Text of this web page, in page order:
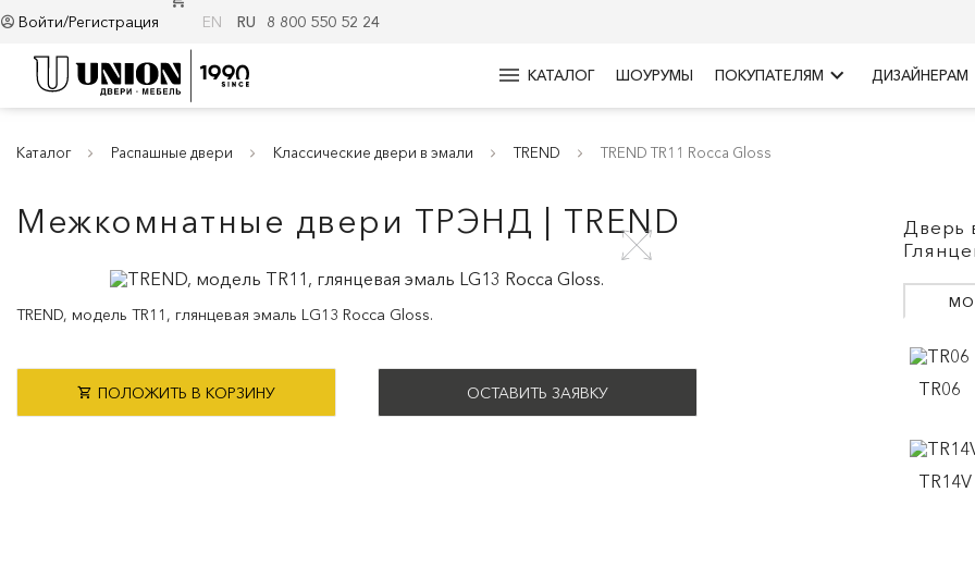
Войти/Регистрация EN RU 8 800 550 52 24
menu КАТАЛОГ ШОУРУМЫ ПОКУПАТЕЛЯМ keyboard_arrow_right ДИЗАЙНЕРАМ
Каталог Распашные двери Классические двери в эмали TREND TREND TR11 Rocca Gloss
Межкомнатные двери ТРЭНД | TREND
TREND, модель TR11, глянцевая эмаль LG13 Rocca Gloss.
ПОЛОЖИТЬ В КОРЗИНУ ОСТАВИТЬ ЗАЯВКУ
Дверь
TR06
TR14V